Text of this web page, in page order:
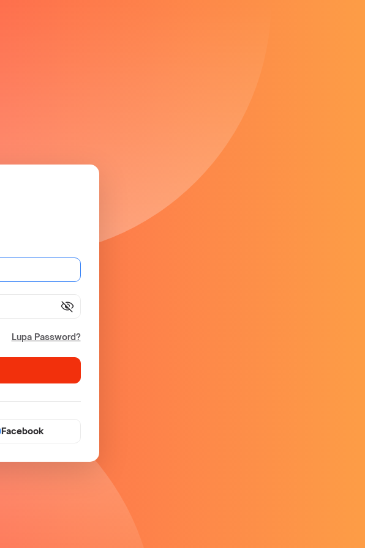
visibility_off
Lupa Password?
Facebook